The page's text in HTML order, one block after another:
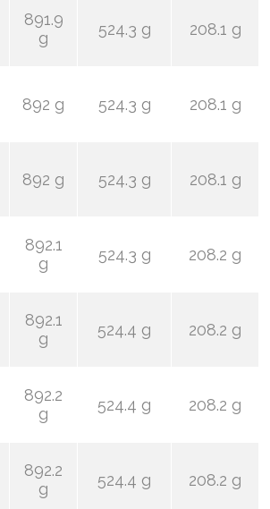
891.9
g
524.3 g 208.1 g
892 g 524.3 g 208.1 g
892 g 524.3 g 208.1 g
892.1
g
524.3 g 208.2 g
892.1
g
524.4 g 208.2 g
892.2
g
524.4 g 208.2 g
892.2
g
524.4 g 208.2 g